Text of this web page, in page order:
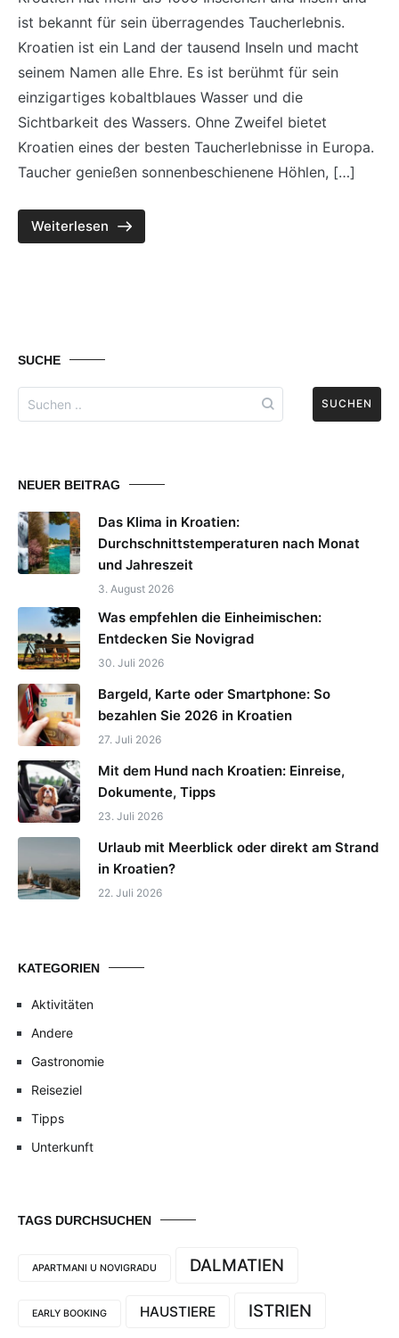
ist bekannt für sein überragendes Taucherlebnis.
Kroatien ist ein Land der tausend Inseln und macht
seinem Namen alle Ehre. Es ist berühmt für sein
einzigartiges kobaltblaues Wasser und die
Sichtbarkeit des Wassers. Ohne Zweifel bietet
Kroatien eines der besten Taucherlebnisse in Europa.
Taucher genießen sonnenbeschienene Höhlen, […]
Weiterlesen
SUCHE
Search
for:
NEUER BEITRAG
Das Klima in Kroatien:
Durchschnittstemperaturen nach Monat
und Jahreszeit
3. August 2026
Was empfehlen die Einheimischen:
Entdecken Sie Novigrad
30. Juli 2026
Bargeld, Karte oder Smartphone: So
bezahlen Sie 2026 in Kroatien
27. Juli 2026
Mit dem Hund nach Kroatien: Einreise,
Dokumente, Tipps
23. Juli 2026
Urlaub mit Meerblick oder direkt am Strand
in Kroatien?
22. Juli 2026
KATEGORIEN
Aktivitäten
Andere
Gastronomie
Reiseziel
Tipps
Unterkunft
TAGS DURCHSUCHEN
APARTMANI U NOVIGRADU DALMATIEN
EARLY BOOKING HAUSTIERE ISTRIEN